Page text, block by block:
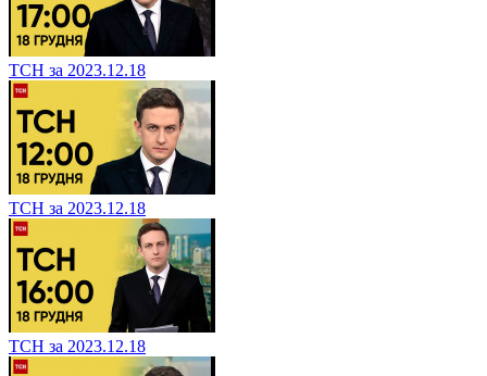
ТСН за 2023.12.18
ТСН за 2023.12.18
ТСН за 2023.12.18